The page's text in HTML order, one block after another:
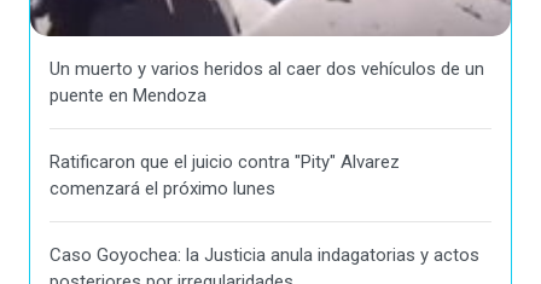
Un muerto y varios heridos al caer dos vehículos de un
puente en Mendoza
Ratificaron que el juicio contra "Pity" Alvarez
comenzará el próximo lunes
Caso Goyochea: la Justicia anula indagatorias y actos